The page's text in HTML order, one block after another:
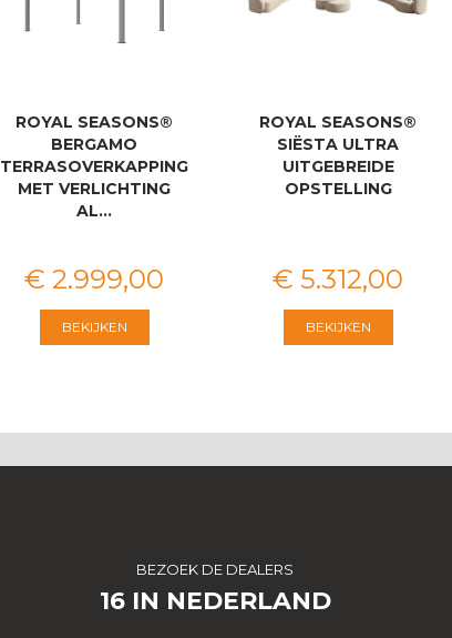
ROYAL SEASONS®
BERGAMO
TERRASOVERKAPPING
MET VERLICHTING
AL…
€ 2.999,00
BEKIJKEN
ROYAL SEASONS®
SIËSTA ULTRA
UITGEBREIDE
OPSTELLING
€ 5.312,00
BEKIJKEN
BEZOEK DE DEALERS
16 IN NEDERLAND